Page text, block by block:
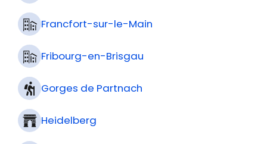
Francfort-sur-le-Main
Fribourg-en-Brisgau
Gorges de Partnach
Heidelberg